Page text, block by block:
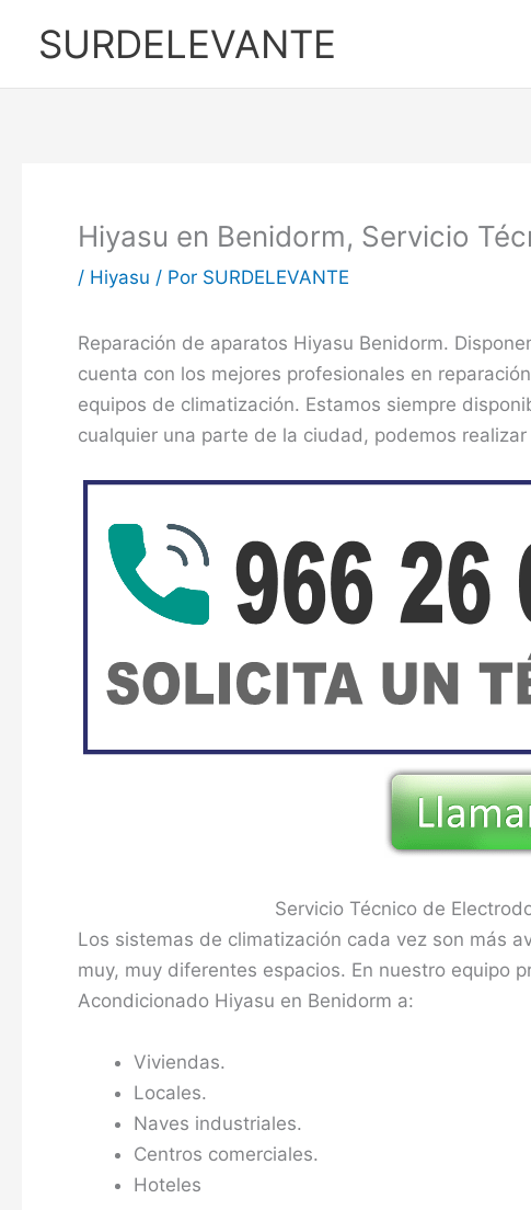
SURDELEVANTE
Hiyasu en Benidorm, Servicio
/ Hiyasu / Por SURDELEVANTE
Reparación de aparatos Hiyasu Benidorm.
cuenta con los mejores profesionales en
equipos de climatización. Estamos siempre
cualquier una parte de la ciudad, podemos
Servicio Técnico de
Los sistemas de climatización cada vez son más
muy, muy diferentes espacios. En nuestro equipo
Acondicionado Hiyasu en Benidorm a:
Viviendas.
Locales.
Naves industriales.
Centros comerciales.
Hoteles